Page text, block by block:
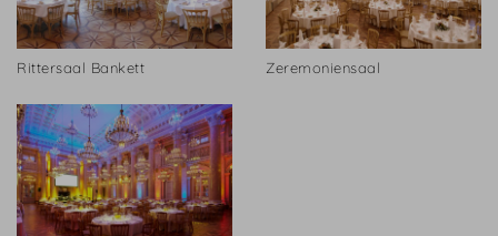
Rittersaal Bankett Zeremoniensaal